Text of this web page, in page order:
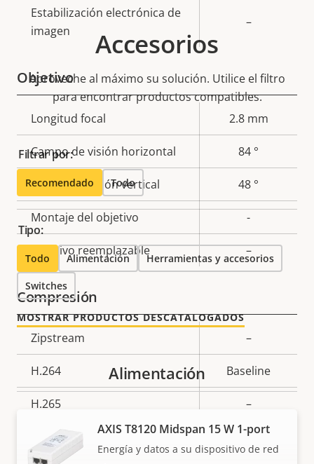
Estabilización electrónica de
imagen
–
Objetivo
Descripción
de
propiedad
la
propiedad
Longitud focal 2.8 mm
Campo de visión horizontal 84 °
Campo de visión vertical 48 °
Montaje del objetivo -
Objetivo reemplazable –
Compresión
Descripción
de
propiedad
la
propiedad
Zipstream –
H.264 Baseline
H.265 –
AV1 –
Accesorios
Aproveche al máximo su solución. Utilice el filtro
para encontrar productos compatibles.
Filtrar por:
Recomendado Todo
Tipo:
Todo Alimentación Herramientas y accesorios
Switches
MOSTRAR PRODUCTOS DESCATALOGADOS
Alimentación
AXIS T8120 Midspan 15 W 1-port
Energía y datos a su dispositivo de red